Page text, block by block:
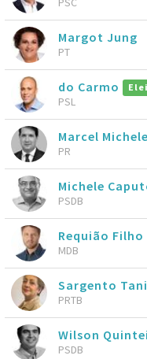
Margot Jung
PT
do Carmo
PSL
Marcel
PR
Michele
PSDB
Requião Filho
MDB
Sargento
PRTB
Wilson
PSDB